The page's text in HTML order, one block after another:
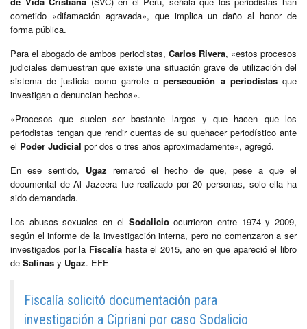
cometido «difamación agravada», que implica un daño al honor de
forma pública.
Para el abogado de ambos periodistas, Carlos Rivera, «estos procesos
judiciales demuestran que existe una situación grave de utilización del
sistema de justicia como garrote opersecución a periodistasque
investigan o denuncian hechos».
«Procesos que suelen ser bastante largos y que hacen que los
periodistas tengan que rendir cuentas de su quehacer periodístico ante
el Poder Judicial por dos o tres años aproximadamente», agregó.
En ese sentido, Ugaz remarcó el hecho de que, pese a que el
documental de Al Jazeera fue realizado por 20 personas, solo ella ha
sido demandada.
Los abusos sexuales en el Sodalicioocurrieron entre 1974 y 2009,
según el informe de la investigación interna, pero no comenzaron a ser
investigados por la Fiscalía hasta el 2015, año en que apareció el libro
de Salinas y Ugaz. EFE
Fiscalía solicitó documentación para
investigación a Cipriani por caso Sodalicio